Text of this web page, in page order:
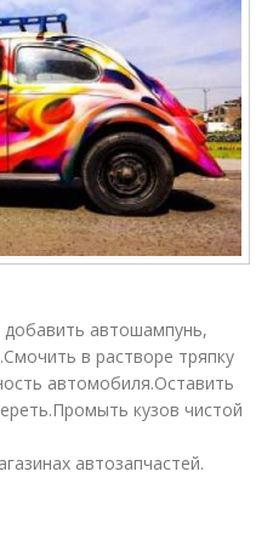
автошампунь,
в растворе тряпку
автомобиля.Оставить
кузов чистой
автозапчастей.